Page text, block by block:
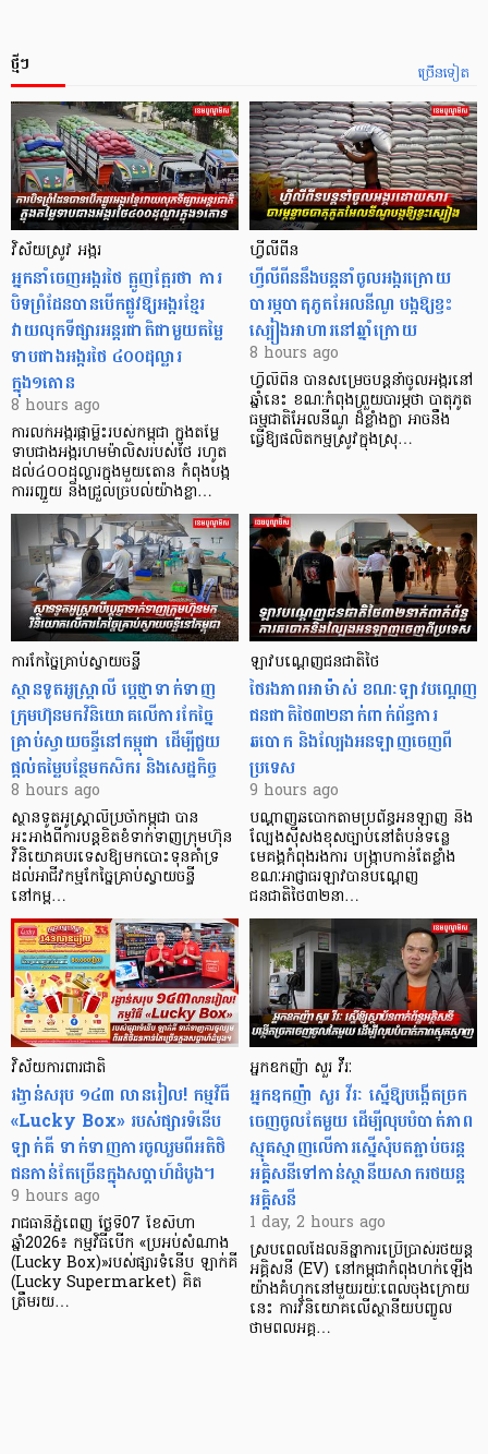
ច្រើនទៀត
ថ្មីៗ
វិស័យស្រូវ អង្ករ
អ្នកនាំចេញអង្ករថៃ ត្អូញត្អែរថា ការ
បិទព្រំដែនបានបើកផ្លូវឱ្យអង្ករខ្មែរ
វាយលុកទីផ្សារអន្តរជាតិជាមួយតម្លៃ
ទាបជាងអង្ករថៃ ៤០០ដុល្លារ
ក្នុង១តោន
8 hours ago
ការលក់អង្ករផ្កាម្លិះរបស់កម្ពុជា ក្នុងតម្លៃ
ទាបជាងអង្ករហមម៉ាលិសរបស់ថៃ រហូត
ដល់៤០០ដុល្លារក្នុងមួយតោន កំពុងបង្ក
ការរញ្ជួយ និងជ្រួលច្របល់យ៉ាងខ្លា…
ហ្វីលីពីន
ហ្វីលីពីននឹងបន្តនាំចូលអង្ករក្រោយ
បារម្ភបាតុភូតអែលនីណូ បង្កឱ្យខ្វះ
ស្បៀងអាហារនៅឆ្នាំក្រោយ
8 hours ago
ហ្វីលីពីន បាន​សម្រេចបន្តនាំចូលអង្ករនៅ
ឆ្នាំនេះ ខណៈកំពុងព្រួយបារម្ភថា បាតុភូត
ធម្មជាតិអែលនីណូ ដ៏ខ្លាំងក្លា​ អាចនឹង
ធ្វើឱ្យផលិតកម្មស្រូវក្នុងស្រុ…
ការកែច្នៃគ្រាប់ស្វាយចន្ទី
ស្ថានទូតអូស្ត្រាលី ប្តេជ្ញាទាក់ទាញ
ក្រុមហ៊ុនមក​វិនិយោគលើការកែច្នៃ
គ្រាប់ស្វាយចន្ទីនៅកម្ពុជា ដើម្បីជួយ
ផ្តល់តម្លៃបន្ថែមកសិករ និងសេដ្ឋកិច្ច
8 hours ago
ស្ថានទូតអូស្ត្រាលីប្រចាំកម្ពុជា បាន
អះអាងពីការបន្តខិតខំទាក់ទាញក្រុមហ៊ុន
វិនិយោគបរទេសឱ្យមកបោះទុនគាំទ្រ
ដល់អាជីវកម្មកែច្នៃគ្រាប់ស្វាយចន្ទី
នៅកម្ព…
ឡាវបណ្តេញជនជាតិថៃ
ថៃរងភាពអាម៉ាស់ ខណៈឡាវបណ្តេញ
ជនជាតិថៃ៣២នាក់ពាក់ព័ន្ធការ
ឆបោក និងល្បែងអនឡាញចេញពី
ប្រទេស
9 hours ago
បណ្តាញឆបោកតាមប្រព័ន្ធអនឡាញ និង
ល្បែងស៊ីសងខុសច្បាប់នៅតំបន់ទន្លេ
មេគង្គកំពុងរងការ បង្ក្រាប​កាន់តែខ្លាំង
ខណៈអាជ្ញាធរឡាវបានបណ្តេញ
ជនជាតិថៃ៣២នា…
វិស័យការពារជាតិ
រង្វាន់សរុប ១៤៣ លានរៀល! កម្មវិធី
«Lucky Box» របស់ផ្សារទំនើប
ឡាក់គី ទាក់ទាញការចូលរួមពីអតិថិ
ជនកាន់តែច្រើនក្នុងសប្តាហ៍ដំបូង។
9 hours ago
រាជធានីភ្នំពេញ ថ្ងៃទី07 ខែសីហា
ឆ្នាំ2026៖ កម្មវិធីបើក «ប្រអប់សំណាង
(Lucky Box)»របស់ផ្សារទំនើប ឡាក់គី
(Lucky Supermarket) គិត
ត្រឹមរយ…
អ្នកឧកញ៉ា សួរ វីរៈ
អ្នកឧកញ៉ា សួរ វីរៈ ស្នើឱ្យបង្កើតច្រក
ចេញចូលតែមួយ ដើម្បីលុបបំបាត់ភាព
ស្មុគស្មាញលើការស្នើសុំបតភ្ជាប់ចរន្ត
អគ្គិសនីទៅកាន់ស្ថានីយសាករថយន្ត
អគ្គិសនី
1 day, 2 hours ago
ស្របពេលដែលនិន្នាការប្រើប្រាស់រថយន្ត
អគ្គិសនី (EV) នៅកម្ពុជាកំពុងហក់ឡើង
យ៉ាងគំហុកនៅមួយរយៈពេលចុងក្រោយ
នេះ ការវិនិយោគលើស្ថានីយបញ្ចូល
ថាមពលអគ្គ…